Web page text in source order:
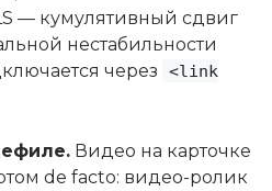
— кумулятивный сдвиг
нестабильности
через
<link
Видео на карточке
de facto: видео-ролик